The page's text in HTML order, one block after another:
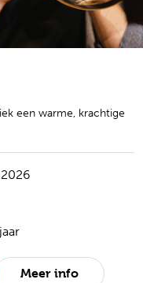
een warme, krachtige
Meer info